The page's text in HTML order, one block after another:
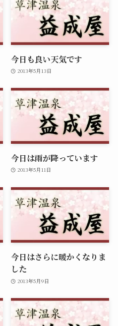
今日も良い天気です
2013年5月13日
今日は雨が降っています
2013年5月11日
今日はさらに暖かくなりま
した
2013年5月9日